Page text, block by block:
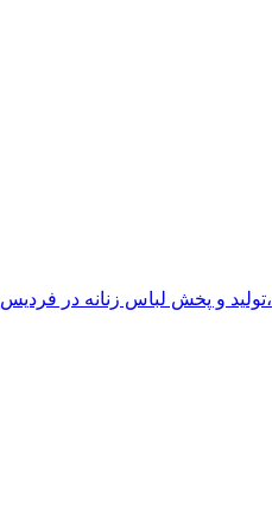
،تولید و پخش لباس زنانه در فردیس